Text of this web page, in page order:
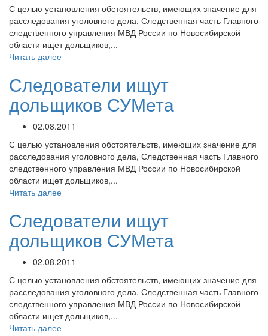
С целью установления обстоятельств, имеющих значение для
расследования уголовного дела, Следственная часть Главного
следственного управления МВД России по Новосибирской
области ищет дольщиков,...
Читать далее
Следователи ищут
дольщиков СУМета
02.08.2011
С целью установления обстоятельств, имеющих значение для
расследования уголовного дела, Следственная часть Главного
следственного управления МВД России по Новосибирской
области ищет дольщиков,...
Читать далее
Следователи ищут
дольщиков СУМета
02.08.2011
С целью установления обстоятельств, имеющих значение для
расследования уголовного дела, Следственная часть Главного
следственного управления МВД России по Новосибирской
области ищет дольщиков,...
Читать далее